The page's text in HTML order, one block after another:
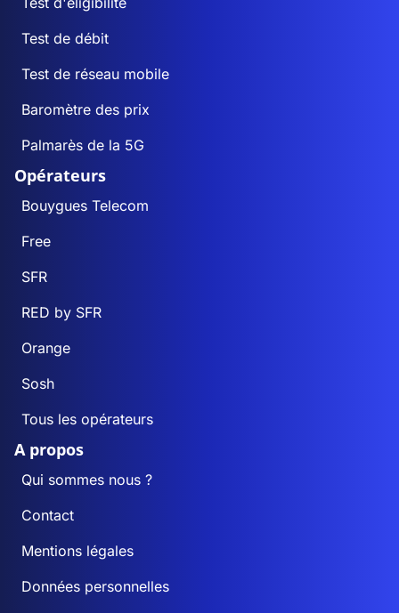
Test de débit
Test de réseau mobile
Baromètre des prix
Palmarès de la 5G
Opérateurs
Bouygues Telecom
Free
SFR
RED by SFR
Orange
Sosh
Tous les opérateurs
A propos
Qui sommes nous ?
Contact
Mentions légales
Données personnelles